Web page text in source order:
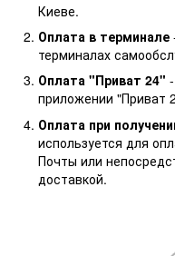
Киеве.
Оплата в терминале
терминалах
Оплата "Приват 24"
приложении "Приват
Оплата при
используется для
Почты или
доставкой.